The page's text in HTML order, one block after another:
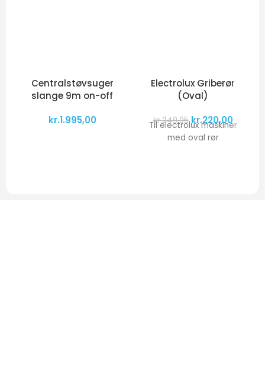
Centralstøvsuger
slange 9m on-off
kr.1.995,00
Electrolux Griberør
(Oval)
kr.249,95 kr.220,00
Til electrolux maskiner
med oval rør